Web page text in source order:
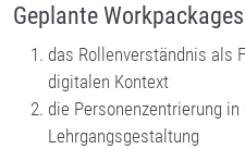
Geplante
das Rollenverständnis als
digitalen Kontext
die Personenzentrierung
Lehrgangsgestaltung